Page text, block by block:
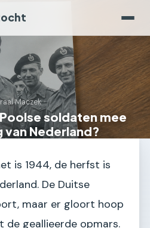
Maczek
soldaten mee
Nederland?
is 1944, de herfst is
De Duitse
maar er gloort hoop
de geallieerde opmars.